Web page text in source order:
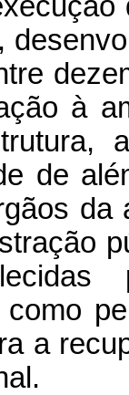
à
de
da
a